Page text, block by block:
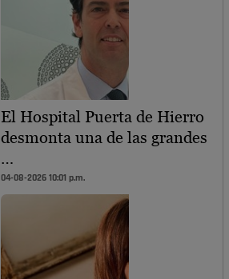
El Hospital Puerta de Hierro
desmonta una de las grandes
…
04-08-2026 10:01 p.m.